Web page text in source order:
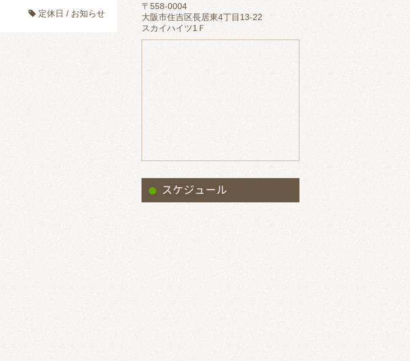
 定休日 / お知らせ
2023.5
2023.4
2022.8
〒558-0004
大阪市住吉区長居東4丁目13-22
スカイハイツ1Ｆ
スケジュール